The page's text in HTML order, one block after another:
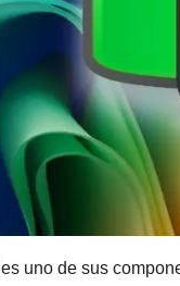
es uno de sus